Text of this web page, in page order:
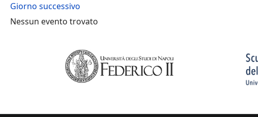
Giorno successivo
Nessun evento trovato